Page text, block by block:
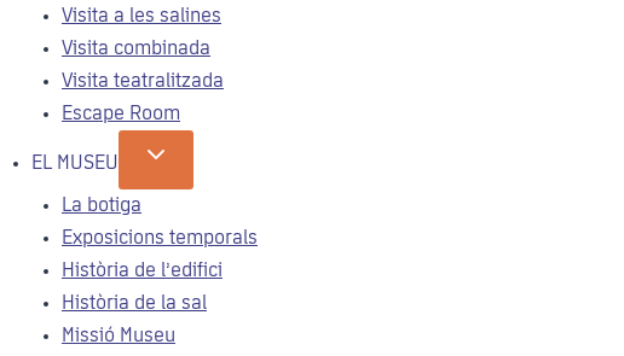
Visita a les salines
Visita combinada
Visita teatralitzada
Escape Room
EL MUSEU
La botiga
Exposicions temporals
Història de l’edifici
Història de la sal
Missió Museu